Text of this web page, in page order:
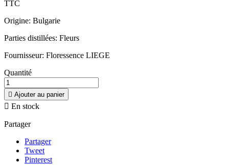
TTC
Origine: Bulgarie
Parties distillées: Fleurs
Fournisseur: Floressence LIEGE
Quantité
 Ajouter au panier
 En stock
Partager
Partager
Tweet
Pinterest